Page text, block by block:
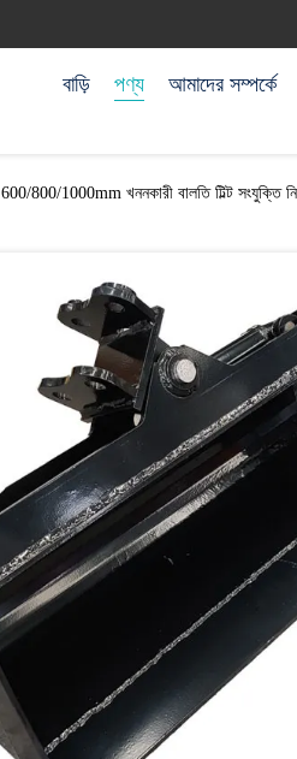
বাড়ি পণ্য আমাদের সম্পর্কে
600/800/1000mm খননকারী বালতি টিল্ট সংযুক্তি